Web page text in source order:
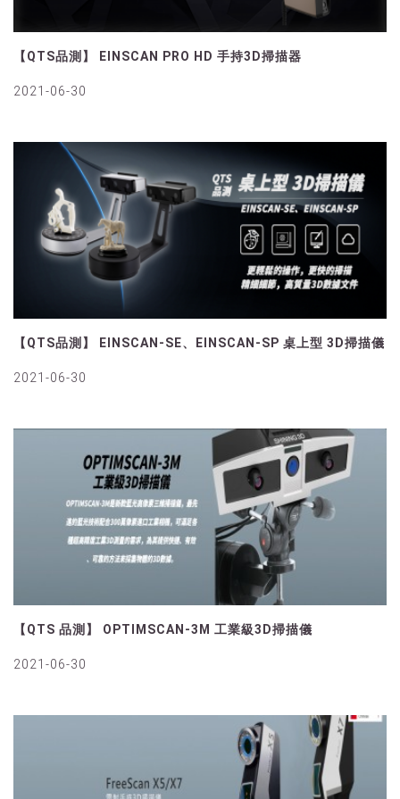
【QTS品測】 EINSCAN PRO HD 手持3D掃描器
2021-06-30
【QTS品測】 EINSCAN-SE、EINSCAN-SP 桌上型 3D掃描儀
2021-06-30
【QTS 品測】 OPTIMSCAN-3M 工業級3D掃描儀
2021-06-30